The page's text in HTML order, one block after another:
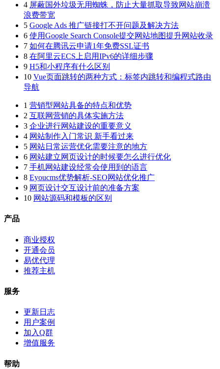
4 屏蔽国外垃圾无用蜘蛛，防止大量抓取导致网站崩溃
浪费带宽
5 Google Ads 推广链接打不开问题及解决方法
6 使用Google Search Console提交网站地图提升网站收录
7 如何在腾讯云申请1年免费SSL证书
8 在阿里云ECS上启用IPv6的详细步骤
9 H5和小程序有什么区别
10 Vue页面跳转的两种方式：标签内跳转和编程式路由
导航
1 营销型网站具备的特点和优势
2 互联网营销的具体实施方法
3 企业进行网站建设的重要意义
4 网站制作入门常识 新手看过来
5 网站日常运营优化需要注意的地方
6 网站建立网页设计的时候要怎么进行优化
7 手机网站建设经常会使用到的语言
8 Eyoucms优势解析-SEO网站优化推广
9 网页设计交互设计前的准备方案
10 网站源码和模板的区别
产品
商业授权
开通会员
易优代理
推荐主机
服务
更新日志
用户案例
加入Q群
增值服务
帮助